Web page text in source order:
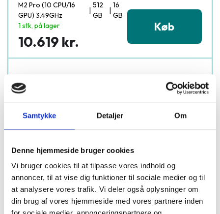
Samtykke Detaljer Om
Denne hjemmeside bruger cookies
Vi bruger cookies til at tilpasse vores indhold og
annoncer, til at vise dig funktioner til sociale medier og til
at analysere vores trafik. Vi deler også oplysninger om
din brug af vores hjemmeside med vores partnere inden
M2 Pro (10 CPU/16
GPU) 3.49GHz
|
512
GB
|
16
GB
1 stk, på lager
10.619 kr.
Køb
100% danskejet Byt i 18 butikker Hurtig levering
Derfor skal du vælge Apple
MacBook Pro 14" 2023 A2779